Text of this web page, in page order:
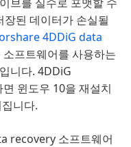
된 데이터가 손실될
4DDiG data
프트웨어를 사용하는
니다. 4DDiG
윈도우 10을 재설치
니다.
recovery 소프트웨어